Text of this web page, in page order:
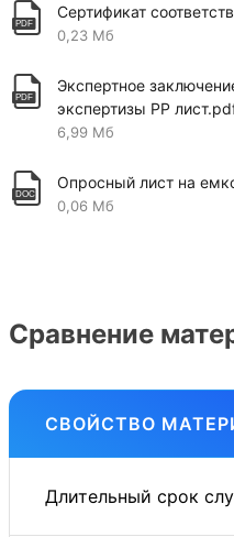
Сертификат
0,23 Мб
Экспертное
экспертизы PP
6,99 Мб
Опросный лист на
0,06 Мб
Сравнение
СВОЙСТВО
Длительный срок